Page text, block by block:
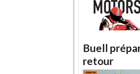
Buell
retour